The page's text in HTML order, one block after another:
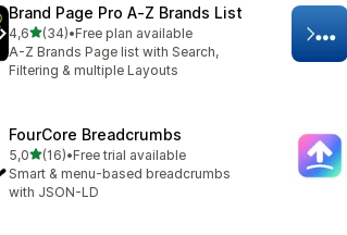
Brand Page Pro A‑Z Brands List
4,6na 5 gwiazdek
(34)
Łączna liczba recenzji: 34
•Free plan available
A-Z Brands Page list with Search,
Filtering & multiple Layouts
FourCore Breadcrumbs
5,0na 5 gwiazdek
(16)
Łączna liczba recenzji: 16
•Free trial available
Smart & menu-based breadcrumbs
with JSON-LD